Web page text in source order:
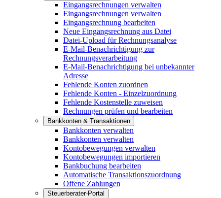
Eingangsrechnungen verwalten
Eingangsrechnungen verwalten
Eingangsrechnung bearbeiten
Neue Eingangsrechnung aus Datei
Datei-Upload für Rechnungsanalyse
E-Mail-Benachrichtigung zur
Rechnungsverarbeitung
E-Mail-Benachrichtigung bei unbekannter
Adresse
Fehlende Konten zuordnen
Fehlende Konten - Einzelzuordnung
Fehlende Kostenstelle zuweisen
Rechnungen prüfen und bearbeiten
Bankkonten & Transaktionen
Bankkonten verwalten
Bankkonten verwalten
Kontobewegungen verwalten
Kontobewegungen importieren
Bankbuchung bearbeiten
Automatische Transaktionszuordnung
Offene Zahlungen
Steuerberater-Portal